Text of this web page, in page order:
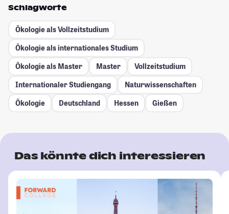
Schlagworte
Ökologie als Vollzeitstudium
Ökologie als internationales Studium
Ökologie als Master
Master
Vollzeitstudium
Internationaler Studiengang
Naturwissenschaften
Ökologie
Deutschland Hessen Gießen
Das könnte dich interessieren